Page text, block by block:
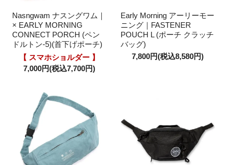
Nasngwam ナスングワム｜
× EARLY MORNING
CONNECT PORCH (ペン
ドルトン-5)(首下げポーチ)
【 スマホショルダー 】
7,000円(税込7,700円)
Early Morning アーリーモー
ニング｜FASTENER
POUCH L (ポーチ クラッチ
バッグ)
7,800円(税込8,580円)